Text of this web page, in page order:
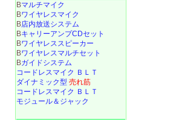
Bマルチマイク
Bワイヤレスマイク
B店内放送システム
BキャリーアンプCDセット
Bワイヤレススピーカー
Bワイヤレスマルチセット
Bガイドシステム
コードレスマイク ＢＬＴ
ダイナミック型 売れ筋
コードレスマイク ＢＬＴ
モジュール＆ジャック